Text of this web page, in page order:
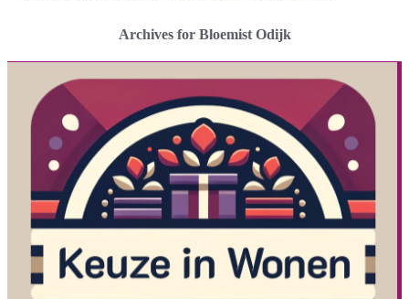
Archives for Bloemist Odijk